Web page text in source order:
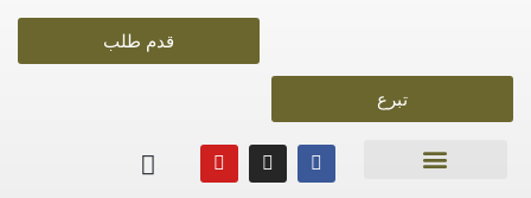
قدم طلب
تبرع